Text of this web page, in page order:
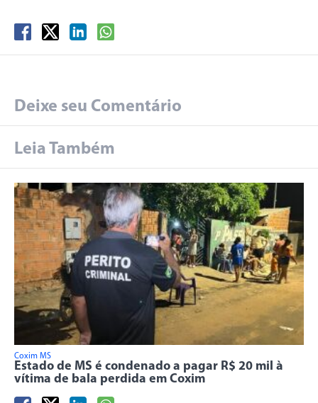
Deixe seu Comentário
Leia Também
Coxim MS
Estado de MS é condenado a pagar R$ 20 mil à
vítima de bala perdida em Coxim